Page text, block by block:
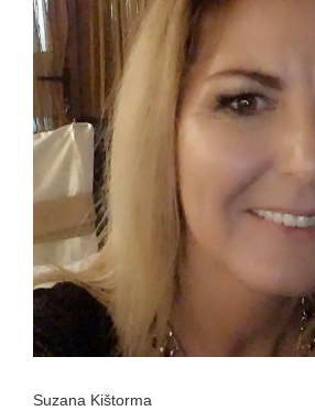
Suzana Kištorma